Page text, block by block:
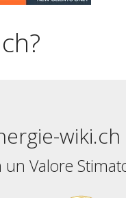
wiki.ch
un Valore